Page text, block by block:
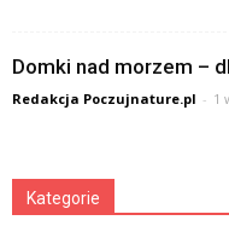
Domki nad morzem –
Redakcja Poczujnature.pl - 1
Kategorie